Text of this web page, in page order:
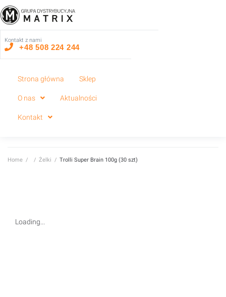
Strona główna Sklep
O nas Aktualności
Kontakt
Kontakt z nami
+48 508 224 244
Home / / Żelki / Trolli Super Brain 100g (30 szt)
Loading...